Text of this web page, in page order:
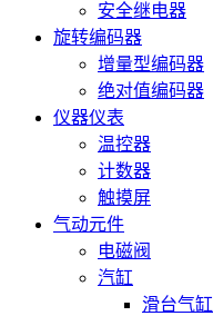
安全继电器
旋转编码器
增量型编码器
绝对值编码器
仪器仪表
温控器
计数器
触摸屏
气动元件
电磁阀
汽缸
滑台气缸